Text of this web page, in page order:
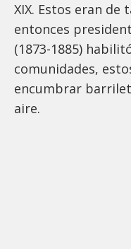
XIX. Estos eran de
entonces
(1873-1885)
comunidades,
encumbrar
aire.